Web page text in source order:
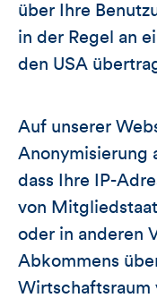
über Ihre
in der Regel an
den USA
Auf unserer
Anonymisierung
dass Ihre IP-
von
oder in anderen
Abkommens
Wirtschaftsraum